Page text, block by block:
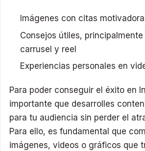
Imágenes con citas
Consejos útiles,
carrusel y reel
Experiencias personales en
Para poder conseguir el éxito en
importante que desarrolles
para tu audiencia sin perder el
Para ello, es fundamental que
imágenes, videos o gráficos que